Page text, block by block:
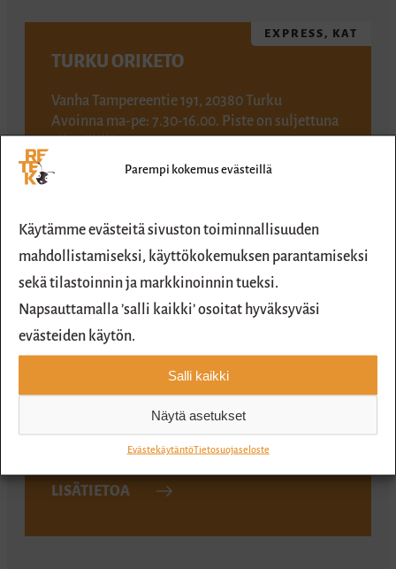
Parempi kokemus evästeillä
Käytämme evästeitä sivuston toiminnallisuuden
mahdollistamiseksi, käyttökokemuksen parantamiseksi
sekä tilastoinnin ja markkinoinnin tueksi.
Napsauttamalla ’salli kaikki’ osoitat hyväksyväsi
evästeiden käytön.
Salli kaikki
Näytä asetukset
EvästekäytäntöTietosuojaseloste
EXPRESS, KAT
TURKU ORIKETO
Vanha Tampereentie 191, 20380 Turku
Avoinna ma-pe: 7.30-16.00. Piste on suljettuna
aikavälillä 19.6.-19.7.
LISÄTIETOA
EXPRESS, KAT
LOHJA
Kalkkiradantie 3, 08700 Lohja
044 431 4989
LISÄTIETOA